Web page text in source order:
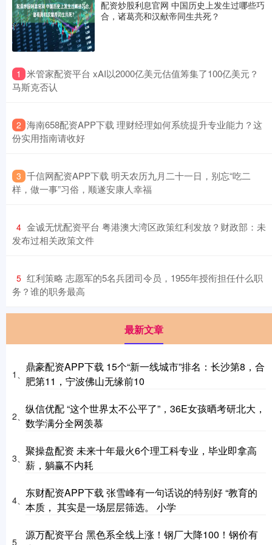
配资炒股利息官网 中国历史上发生过哪些巧
合，诸葛亮和汉献帝同生共死？
1 ​米管家配资平台 xAI以2000亿美元估值筹集了100亿美元？
马斯克否认
2 ​海南658配资APP下载 理财经理如何系统提升专业能力？这
份实用指南请收好
3 ​千信网配资APP下载 明天农历九月二十一日，别忘“吃二
样，做一事”习俗，顺遂安康人幸福
4 ​金诚无忧配资平台 粤港澳大湾区政策红利发放？财政部：未
发布过相关政策文件
5 ​红利策略 志愿军的5名兵团司令员，1955年授衔担任什么职
务？谁的职务最高
最新文章
1、
鼎豪配资APP下载 15个“新一线城市”排名：长沙第8，合
肥第11，宁波佛山无缘前10
2、
纵信优配 “这个世界太不公平了”，36E女孩晒考研北大，
数学满分全网羡慕
3、
聚操盘配资 未来十年最火6个理工科专业，毕业即拿高
薪，躺赢不内耗
4、
东财配资APP下载 张雪峰有一句话说的特别好 “教育的
本质， 其实是一场层层筛选。 小学
5、
源万配资平台 黑色系全线上涨！钢厂大降100！钢价有